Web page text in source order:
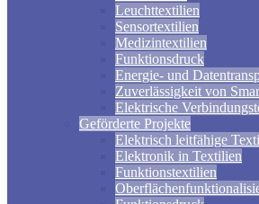
Leuchttextilien
Sensortextilien
Medizintextilien
Funktionsdruck
Energie- und
Zuverlässigkeit von
Elektrische
Geförderte Projekte
Elektrisch leitfähige
Elektronik in Textilien
Funktionstextilien